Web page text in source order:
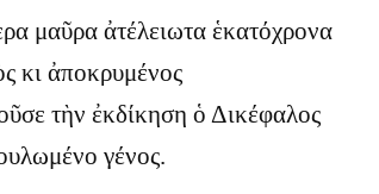
μαῦρα ἀτέλειωτα ἑκατόχρονα
κι ἀποκρυμένος
τὴν ἐκδίκηση ὁ Δικέφαλος
γένος.